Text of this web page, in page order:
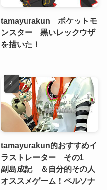
tamayurakun ポケットモ
ンスター 黒いレックウザ
を描いた！
tamayurakun的おすすめイ
ラストレーター その1
副島成記 ＆自分的その人
オススメゲーム！ペルソナ